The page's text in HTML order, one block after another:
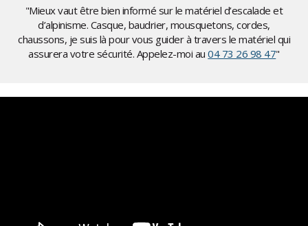
"Mieux vaut être bien informé sur le matériel d’escalade et
d’alpinisme. Casque, baudrier, mousquetons, cordes,
chaussons, je suis là pour vous guider à travers le matériel qui
assurera votre sécurité. Appelez-moi au04 73 26 98 47"